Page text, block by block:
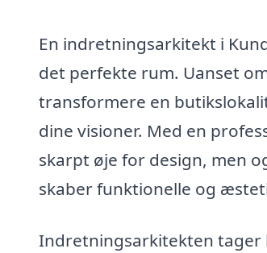
En indretningsarkitekt i
det perfekte rum. Uanset
transformere en
dine visioner. Med en
skarpt øje for design, men
skaber funktionelle og
Indretningsarkitekten tager